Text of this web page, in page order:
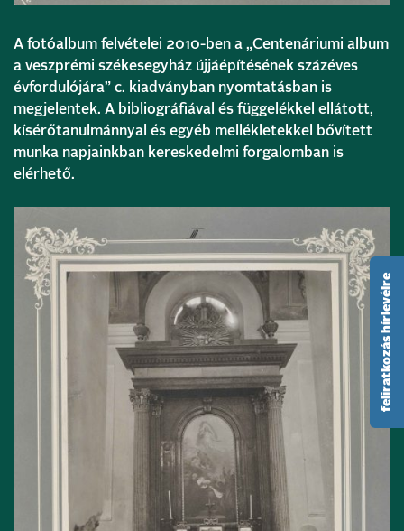
A fotóalbum felvételei 2010-ben a „Centenáriumi album
a veszprémi székesegyház újjáépítésének százéves
évfordulójára” c. kiadványban nyomtatásban is
megjelentek. A bibliográfiával és függelékkel ellátott,
kísérőtanulmánnyal és egyéb mellékletekkel bővített
munka napjainkban kereskedelmi forgalomban is
elérhető.
feliratkozás hírlevélre